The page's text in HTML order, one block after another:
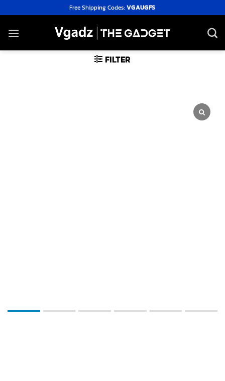
to
content
Free Shipping Codes:VGAUGFS
FILTER